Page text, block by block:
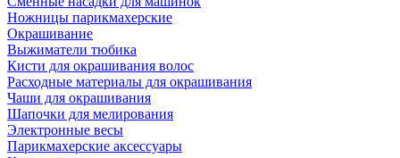
Ножницы парикмахерские
Окрашивание
Выжиматели тюбика
Кисти для окрашивания волос
Расходные материалы для окрашивания
Чаши для окрашивания
Шапочки для мелирования
Электронные весы
Парикмахерские аксессуары